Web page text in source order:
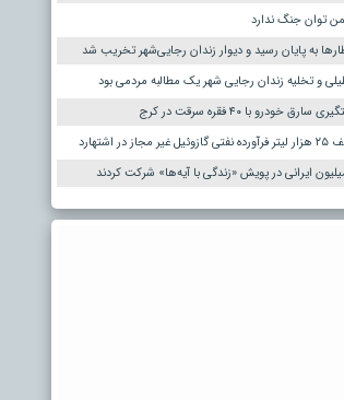
توان جنگ ندارد
به پایان رسید و دیوار زندان رجایی‌شهر تخریب شد
و تخلیه زندان رجایی شهر یک مطالبه مردمی بود
سارق خودرو با ۴۰ فقره سرقت در کرج
مجاز در اشتهارد